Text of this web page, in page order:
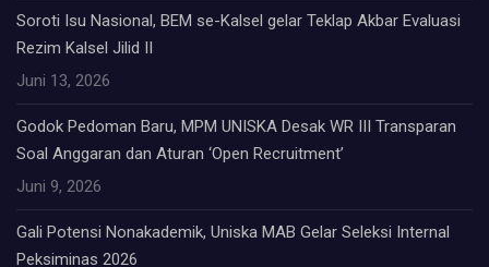
Soroti Isu Nasional, BEM se-Kalsel gelar Teklap Akbar Evaluasi
Rezim Kalsel Jilid II
Juni 13, 2026
Godok Pedoman Baru, MPM UNISKA Desak WR III Transparan
Soal Anggaran dan Aturan ‘Open Recruitment’
Juni 9, 2026
Gali Potensi Nonakademik, Uniska MAB Gelar Seleksi Internal
Peksiminas 2026